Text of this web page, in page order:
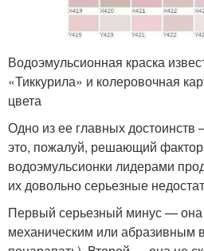
Водоэмульсионная краска
«Тиккурила» и колеровочная
цвета
Одно из ее главных
это, пожалуй, решающий
водоэмульсионки лидерами
их довольно серьезные
Первый серьезный минус — она
механическим или абразивным